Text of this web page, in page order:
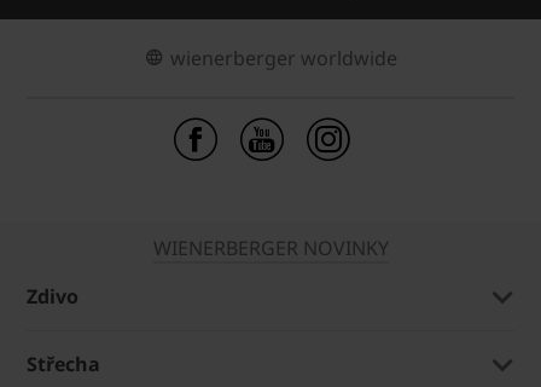
wienerberger worldwide
WIENERBERGER NOVINKY
Zdivo
Střecha